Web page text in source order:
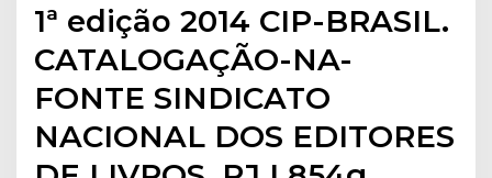
1ª edição 2014 CIP-BRASIL.
CATALOGAÇÃO-NA-
FONTE SINDICATO
NACIONAL DOS EDITORES